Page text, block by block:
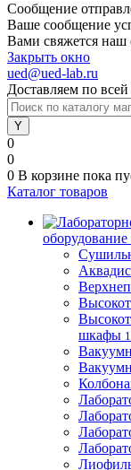
Сообщение
Ваше сообщение
Вами свяжется наш
Закрыть окно
ued@ued-lab.ru
Доставляем по
0
0
0 В корзине пока
Каталог товаров
шкафы